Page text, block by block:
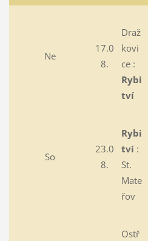
Ne
17.0
8.
Draž
kovi
ce :
Rybi
tví
So
23.0
8.
Rybi
tví:
St.
Mate
řov
Ostř